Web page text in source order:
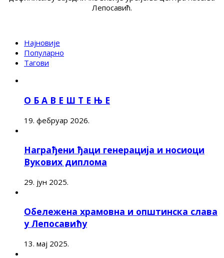
Лепосавић.
Најновије
Популарно
Тагови
О Б А В Е Ш Т Е Њ Е
19. фебруар 2026.
Награђени ђаци генерација и носиоци
Вукових диплома
29. јун 2025.
Обележена храмовна и општинска слава
у Лепосавићу
13. мај 2025.